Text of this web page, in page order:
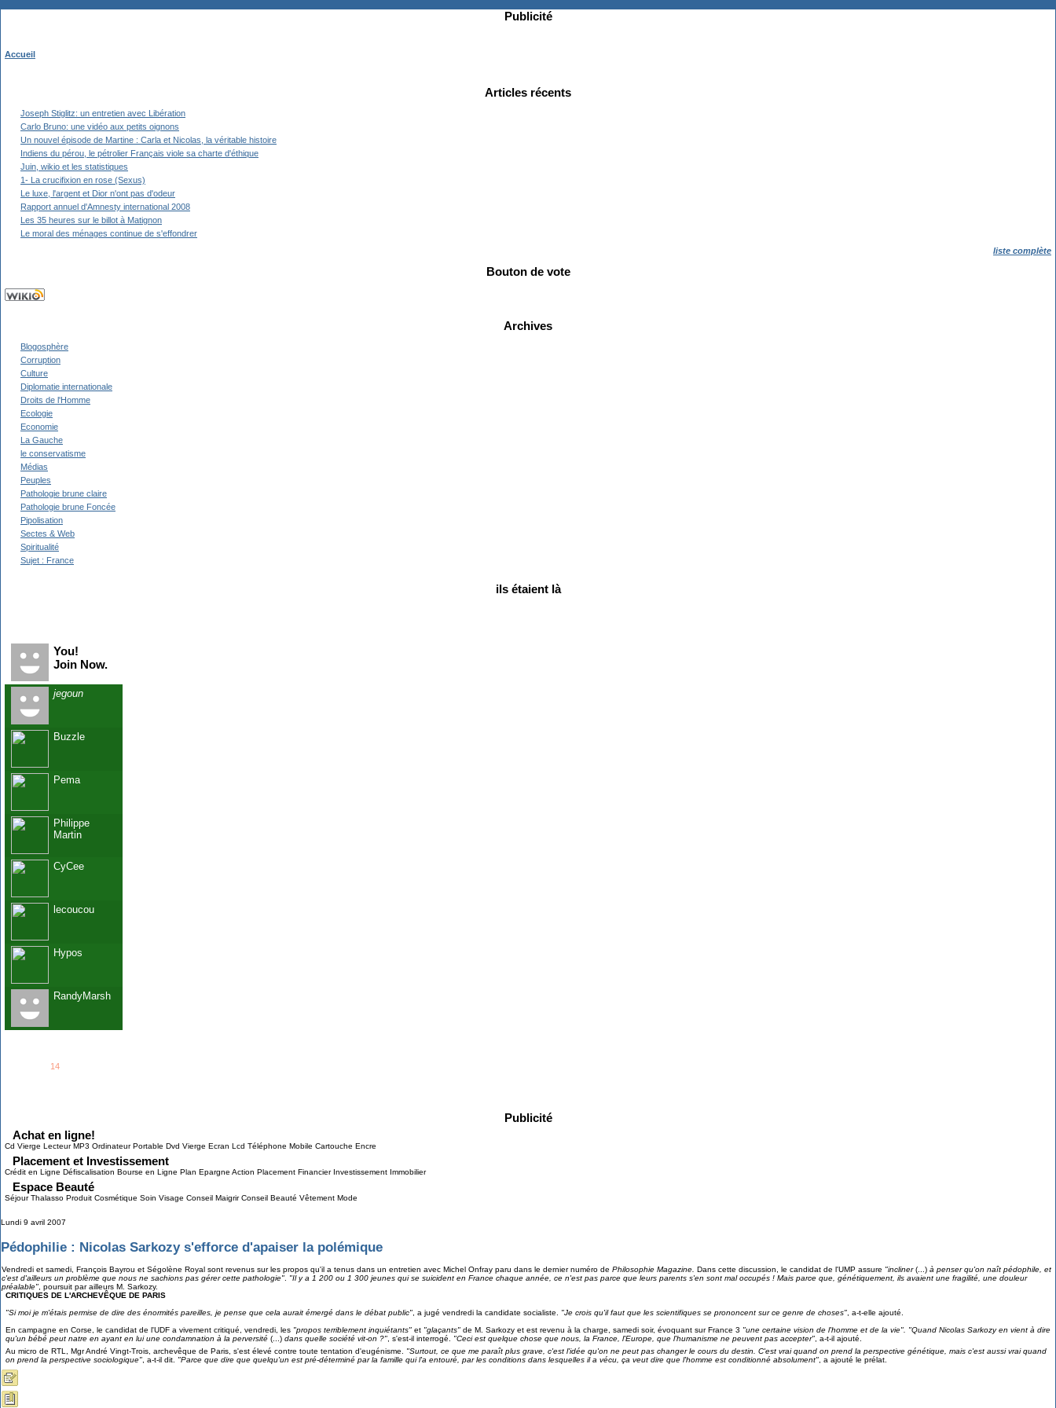
Publicité
Accueil
Articles récents
Joseph Stiglitz: un entretien avec Libération
Carlo Bruno: une vidéo aux petits oignons
Un nouvel épisode de Martine : Carla et Nicolas, la véritable histoire
Indiens du pérou, le pétrolier Français viole sa charte d'éthique
Juin, wikio et les statistiques
1- La crucifixion en rose (Sexus)
Le luxe, l'argent et Dior n'ont pas d'odeur
Rapport annuel d'Amnesty international 2008
Les 35 heures sur le billot à Matignon
Le moral des ménages continue de s'effondrer
liste complète
Bouton de vote
Archives
Blogosphère
Corruption
Culture
Diplomatie internationale
Droits de l'Homme
Ecologie
Economie
La Gauche
le conservatisme
Médias
Peuples
Pathologie brune claire
Pathologie brune Foncée
Pipolisation
Sectes & Web
Spiritualité
Sujet : France
ils étaient là
You!
Join Now.
jegoun
Buzzle
Pema
Philippe
Martin
CyCee
lecoucou
Hypos
RandyMarsh
14members...
Publicité
Achat en ligne!
Cd Vierge Lecteur MP3 Ordinateur Portable Dvd Vierge Ecran Lcd Téléphone Mobile Cartouche Encre
Placement et Investissement
Crédit en Ligne Défiscalisation Bourse en Ligne Plan Epargne Action Placement Financier Investissement Immobilier
Espace Beauté
Séjour Thalasso Produit Cosmétique Soin Visage Conseil Maigrir Conseil Beauté Vêtement Mode
Lundi 9 avril 2007
Pédophilie : Nicolas Sarkozy s'efforce d'apaiser la polémique
Vendredi et samedi, François Bayrou et Ségolène Royal sont revenus sur les propos qu'il a tenus dans un entretien avec Michel Onfray paru dans le dernier numéro de Philosophie Magazine. Dans cette discussion, le candidat de l'UMP assure "incliner(...) à penser qu'on naît pédophile, et
c'est d'ailleurs un problème que nous ne sachions pas gérer cette pathologie"
"Il y a 1 200 ou 1 300 jeunes qui se suicident en France chaque année, ce n'est pas parce que leurs parents s'en sont mal occupés ! Mais parce que, génétiquement, ils avaient une fragilité, une douleur
préalable" , poursuit par ailleurs M. Sarkozy.
CRITIQUES DE L'ARCHEVÊQUE DE PARIS
"Si moi je m'étais permise de dire des énormités pareilles, je pense que cela aurait émergé dans le débat public" , a jugé vendredi la candidate socialiste. "Je crois qu'il faut que les scientifiques se prononcent sur ce genre de choses" , a-t-elle ajouté.
En campagne en Corse, le candidat de l'UDF a vivement critiqué, vendredi, les "propos terriblement inquiétants" et "glaçants" de M. Sarkozy et est revenu à la charge, samedi soir, évoquant sur France 3 "une certaine vision de l'homme et de la vie". "Quand Nicolas Sarkozy en vient à dire
qu'un bébé peut natre en ayant en lui une condamnation à la perversité (...) dans quelle société vit-on ?" , s'est-il interrogé. "Ceci est quelque chose que nous, la France, l'Europe, que l'humanisme ne peuvent pas accepter" , a-t-il ajouté.
Au micro de RTL, Mgr André Vingt-Trois, archevêque de Paris, s'est élevé contre toute tentation d'eugénisme. "Surtout, ce que me paraît plus grave, c'est l'idée qu'on ne peut pas changer le cours du destin. C'est vrai quand on prend la perspective génétique, mais c'est aussi vrai quand
on prend la perspective sociologique" , a-t-il dit. "Parce que dire que quelqu'un est pré-déterminé par la famille qui l'a entouré, par les conditions dans lesquelles il a vécu, ça veut dire que l'homme est conditionné absolument" , a ajouté le prélat.